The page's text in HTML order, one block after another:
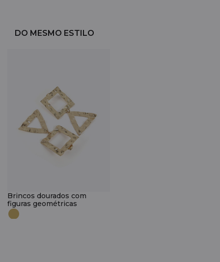
DO MESMO ESTILO
Brincos dourados com
figuras geométricas